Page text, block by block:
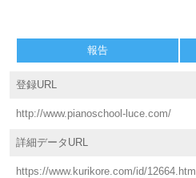
報告
登録URL
http://www.pianoschool-luce.com/
詳細データURL
https://www.kurikore.com/id/12664.html